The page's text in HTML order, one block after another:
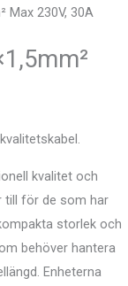
Max 230V, 30A
kvalitet och
till för de som har
storlek och
behöver hantera
Enheterna